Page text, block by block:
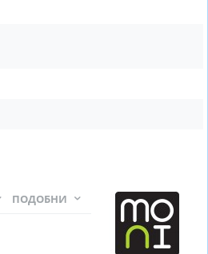
ПОДОБНИ